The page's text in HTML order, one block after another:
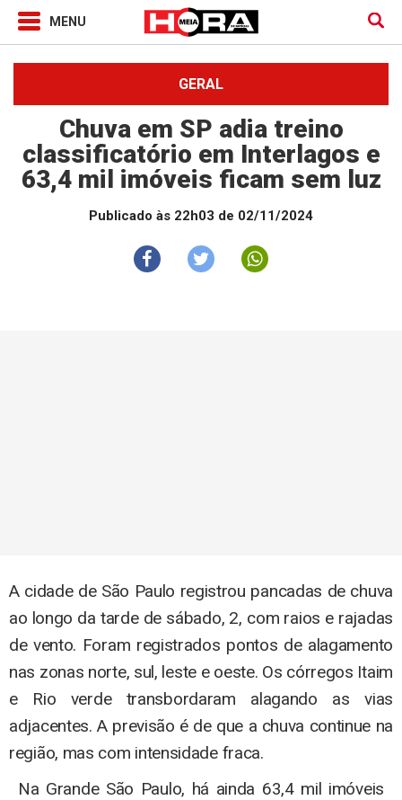
GERAL
Chuva em SP adia treino
classificatório em Interlagos e
63,4 mil imóveis ficam sem luz
Publicado às 22h03 de 02/11/2024
A cidade de São Paulo registrou pancadas de chuva
ao longo da tarde de sábado, 2, com raios e rajadas
de vento. Foram registrados pontos de alagamento
nas zonas norte, sul, leste e oeste. Os córregos Itaim
e Rio verde transbordaram alagando as vias
adjacentes. A previsão é de que a chuva continue na
região, mas com intensidade fraca.
Na Grande São Paulo, há ainda 63,4 mil imóveis